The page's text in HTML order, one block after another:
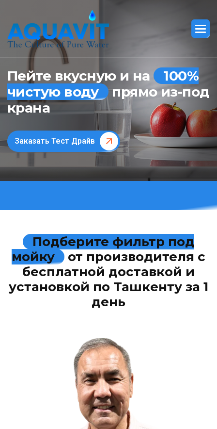
Пейте вкусную и на
100%
чистую воду прямо из-под
крана
Заказать Тест Драйв
Подберите фильтр под
мойку
от производителя с
бесплатной доставкой и
установкой по Ташкенту за 1
день